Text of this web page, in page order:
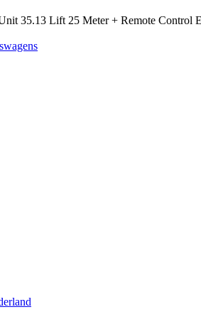
35.13 Lift 25 Meter + Remote Control